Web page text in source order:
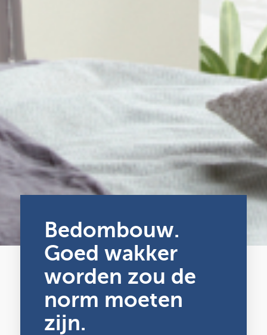
Bedombouw.
Goed wakker
worden zou de
norm moeten
zijn.